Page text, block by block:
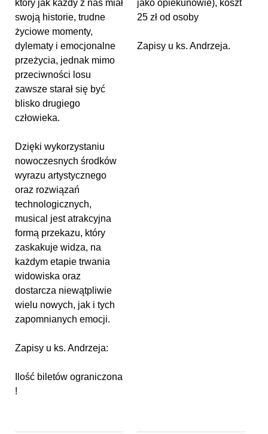
który jak każdy z nas miał
swoją historie, trudne
życiowe momenty,
dylematy i emocjonalne
przeżycia, jednak mimo
przeciwności losu
zawsze starał się być
blisko drugiego
człowieka.
Dzięki wykorzystaniu
nowoczesnych środków
wyrazu artystycznego
oraz rozwiązań
technologicznych,
musical jest atrakcyjna
formą przekazu, który
zaskakuje widza, na
każdym etapie trwania
widowiska oraz
dostarcza niewątpliwie
wielu nowych, jak i tych
zapomnianych emocji.
Zapisy u ks. Andrzeja:
Ilość biletów ograniczona
!
jako opiekunowie), koszt
25 zł od osoby
Zapisy u ks. Andrzeja.